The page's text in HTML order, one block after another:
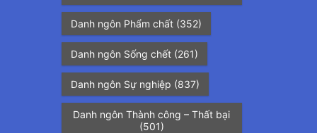
Danh ngôn Phẩm chất(352)
Danh ngôn Sống chết(261)
Danh ngôn Sự nghiệp (837)
Danh ngôn Thành công – Thất bại
(501)